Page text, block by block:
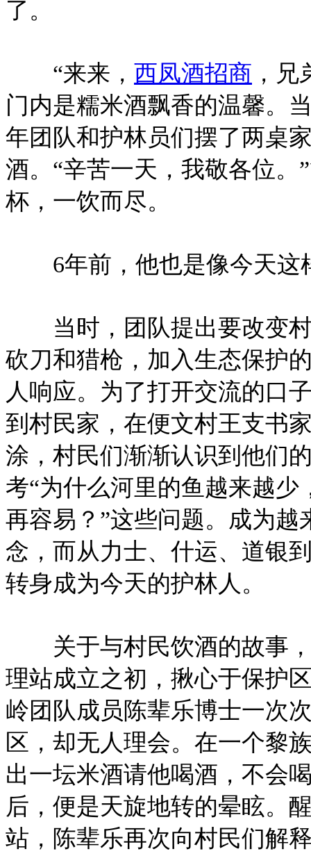
了。
“来来， 西凤酒招商 ，
门内是糯米酒飘香的温馨。
年团队和护林员们摆了两桌
酒。“辛苦一天，我敬各位
杯，一饮而尽。
6年前，他也是像今天这
当时，团队提出要改变村
砍刀和猎枪，加入生态保护
人响应。为了打开交流的口
到村民家，在便文村王支书
涂，村民们渐渐认识到他们
考“为什么河里的鱼越来越少
再容易？”这些问题。成为
念，而从力士、什运、道银
转身成为今天的护林人。
关于与村民饮酒的故事，
理站成立之初，揪心于保护
岭团队成员陈辈乐博士一次
区，却无人理会。在一个黎
出一坛米酒请他喝酒，不会
后，便是天旋地转的晕眩。
站，陈辈乐再次向村民们解